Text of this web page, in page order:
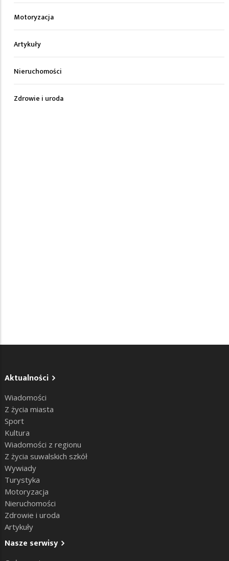
Motoryzacja
Artykuły
Nieruchomości
Zdrowie i uroda
Aktualności
Wiadomości
Z życia miasta
Sport
Kultura
Wiadomości z regionu
Z życia suwalskich szkół
Wywiady
Turystyka
Motoryzacja
Nieruchomości
Zdrowie i uroda
Artykuły
Nasze serwisy